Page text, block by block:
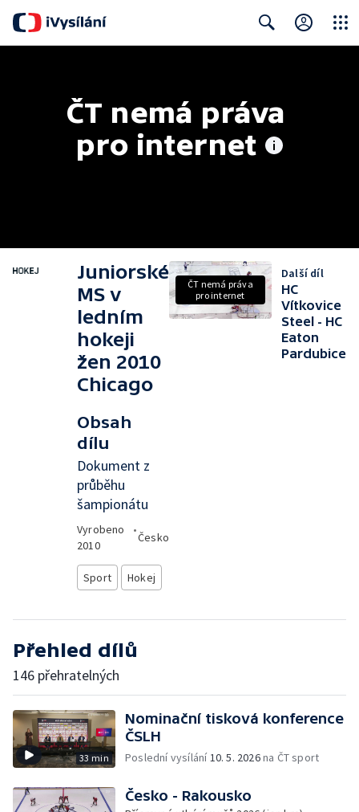
ČT nemá práva
pro internet
Juniorské
MS v
ledním
hokeji
žen 2010
Chicago
Obsah
dílu
Dokument z
průběhu
šampionátu
Vyrobeno
2010
•
Česko
Sport Hokej
ČT nemá práva
pro internet
Další díl
HC
Vítkovice
Steel - HC
Eaton
Pardubice
Přehled dílů
146 přehratelných
33 min
Nominační tisková konference
ČSLH
Poslední vysílání10. 5. 2026na ČT sport
Česko - Rakousko